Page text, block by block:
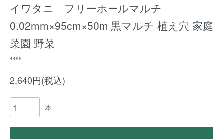
イワタニ フリーホールマルチ
0.02mm×95cm×50m 黒マルチ 植え穴 家庭
菜園 野菜
4499
2,640円(税込)
本